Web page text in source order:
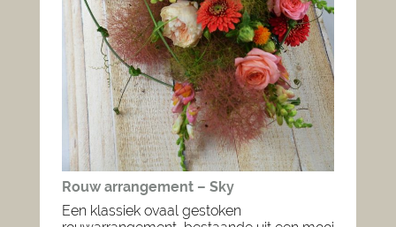
Rouw arrangement – Sky
Een klassiek ovaal gestoken